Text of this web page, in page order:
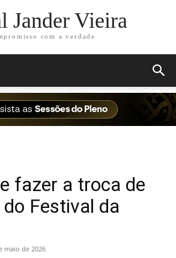
Jander Vieira
com a verdade
fazer a troca de
Festival da
maio de 2026